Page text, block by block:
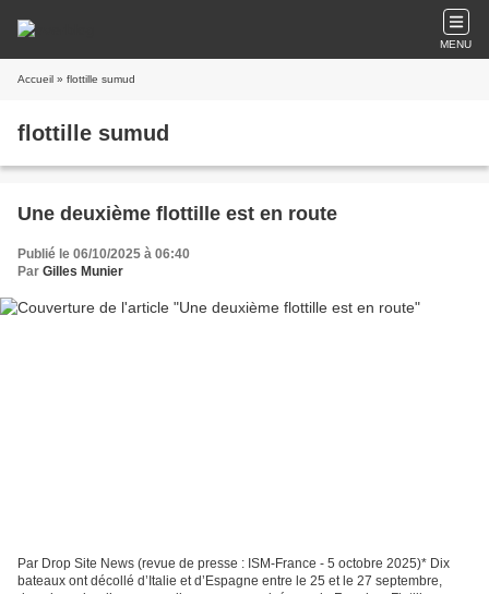
MENU
Accueil » flottille sumud
flottille sumud
Une deuxième flottille est en route
Publié le 06/10/2025 à 06:40
Par Gilles Munier
Par Drop Site News (revue de presse : ISM-France - 5 octobre 2025)* Dix
bateaux ont décollé d’Italie et d’Espagne entre le 25 et le 27 septembre,